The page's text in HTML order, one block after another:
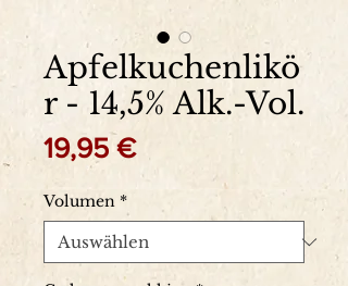
Apfelkuchenlikö
r - 14,5% Alk.-Vol.
19,95 €Preis
Volumen *